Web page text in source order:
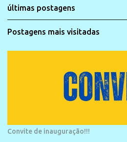
últimas postagens
Postagens mais visitadas
Convite de inauguração!!!